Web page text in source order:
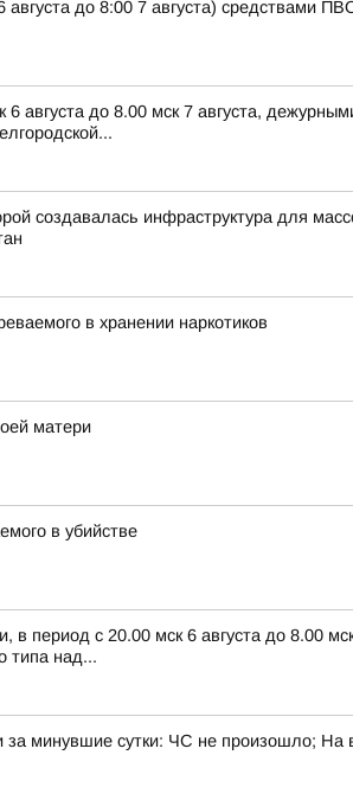
до 8:00 7 августа) средствами
августа до 8.00 мск 7 августа,
создавалась инфраструктура для
в хранении наркотиков
матери
в убийстве
период с 20.00 мск 6 августа до 8.00
типа над...
минувшие сутки: ЧС не произошло; На